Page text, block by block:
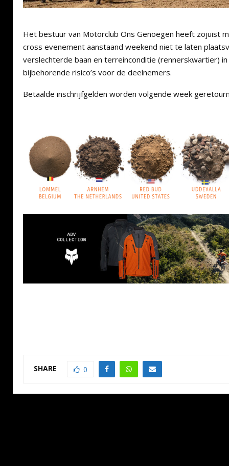
Het bestuur van Motorclub Ons Genoegen heeft zojuist
cross evenement aanstaand weekend niet te laten
verslechterde baan en terreinconditie (rennerskwartier)
bijbehorende risico’s voor de deelnemers.
Betaalde inschrijfgelden worden volgende week
SHARE 0